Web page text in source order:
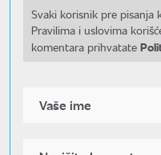
Svaki korisnik pre pisanja
Pravilima i uslovima
komentara prihvatate